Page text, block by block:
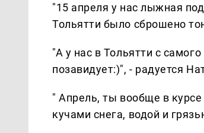
"15 апреля у нас лыжная
Тольятти было сброшено
"А у нас в Тольятти с
позавидует:)", - радуется
" Апрель, ты вообще в
кучами снега, водой и